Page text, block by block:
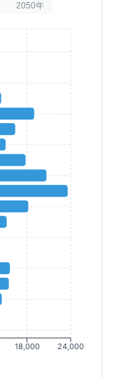
2050年
18,000 24,000